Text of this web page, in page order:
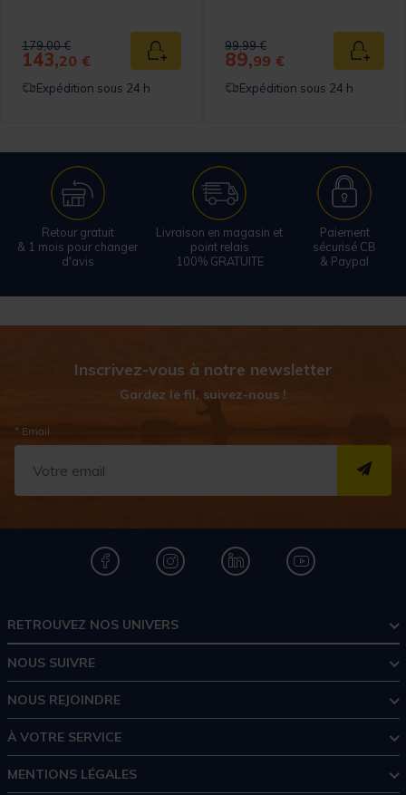
panier
Price reduced from
179,00 €to
143,20 € Ajouter au panier
Expédition sous 24 h
Price reduced from
99,99 €to
89,99 €
Expédition sous 24 h
Retour gratuit
& 1 mois pour changer
d'avis
Livraison en magasin et
point relais
100% GRATUITE
Paiement
sécurisé CB
& Paypal
Inscrivez-vous à notre newsletter
Gardez le fil, suivez-nous !
* Email
RETROUVEZ NOS UNIVERS
NOUS SUIVRE
NOUS REJOINDRE
À VOTRE SERVICE
MENTIONS LÉGALES